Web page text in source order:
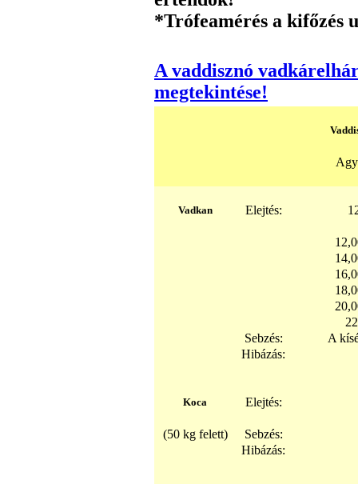
*Trófeamérés a kifőzés
A vaddisznó
megtekintése!
Vadkan Elejtés:
Sebzés:
A
Hibázás:
Koca Elejtés:
(50 kg felett)
Sebzés:
Hibázás: